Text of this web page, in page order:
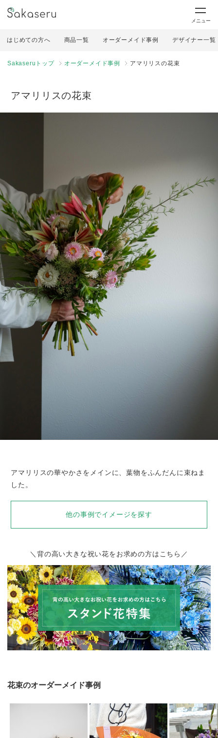
メニュー
はじめての方へ 商品一覧 オーダーメイド事例 デザイナー一覧
Sakaseruトップ オーダーメイド事例 アマリリスの花束
アマリリスの花束
アマリリスの華やかさをメインに、葉物をふんだんに束ねま
した。
他の事例でイメージを探す
＼背の高い大きな祝い花をお求めの方はこちら／
花束のオーダーメイド事例